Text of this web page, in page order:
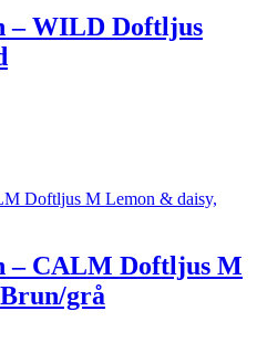
– WILD Doftljus
– CALM Doftljus M
grå